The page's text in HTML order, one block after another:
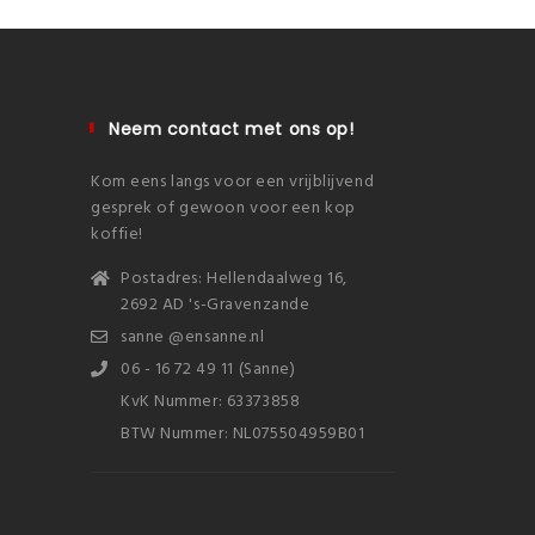
Neem contact met ons op!
Kom eens langs voor een vrijblijvend
gesprek of gewoon voor een kop
koffie!
Postadres: Hellendaalweg 16,
2692 AD 's-Gravenzande
sanne @ensanne.nl
06 - 16 72 49 11 (Sanne)
KvK Nummer: 63373858
BTW Nummer: NL075504959B01